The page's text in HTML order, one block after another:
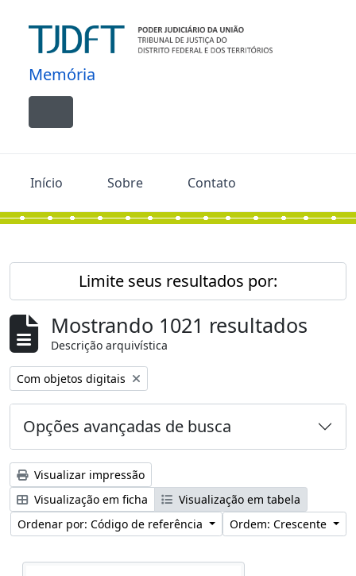
Memória
Toggle navigation
Início Sobre Contato
Limite seus resultados por:
Mostrando 1021 resultados
Descrição arquivística
Remover filtro:
Com objetos digitais
Opções avançadas de busca
Visualizar impressão
Visualização em ficha
Visualização em tabela
Ordenar por: Código de referência
Ordem: Crescente